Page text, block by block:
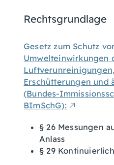
Rechtsgrundlage
Gesetz zum Schutz
Umwelteinwirkungen
Erschütterungen und
(Bundes-
BImSchG):
§ 26 Messungen
Anlass
§ 29